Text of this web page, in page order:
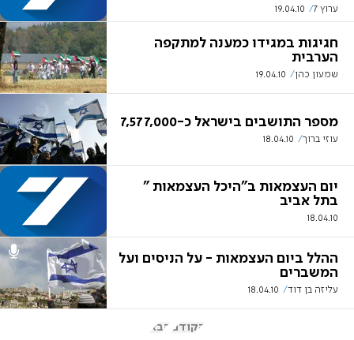
ערוץ 7 19.04.10
חגיגות במגידו כמענה למתקפה
הערבית
שמעון כהן 19.04.10
מספר התושבים בישראל כ-7,577,000
עוזי ברוך 18.04.10
יום העצמאות ב"היכל העצמאות "
בתל אביב
18.04.10
ההלל ביום העצמאות - על הניסים ועל
המשברים
עליזה בן דוד 18.04.10
הקודם הבא